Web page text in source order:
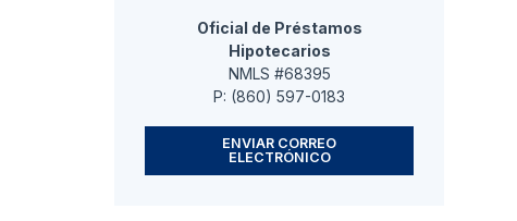
Oficial de Préstamos
Hipotecarios
NMLS #68395
P: (860) 597-0183
ENVIAR CORREO
ELECTRÓNICO